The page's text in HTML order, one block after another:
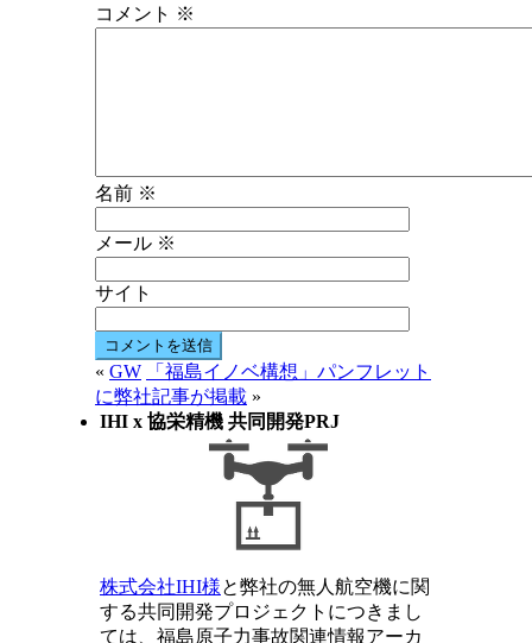
コメント ※
名前 ※
メール ※
サイト
« GW
「福島イノベ構想」パンフレット
に弊社記事が掲載 »
IHI x 協栄精機 共同開発PRJ
株式会社IHI様と弊社の無人航空機に関
する共同開発プロジェクトにつきまし
ては、福島原子力事故関連情報アーカ